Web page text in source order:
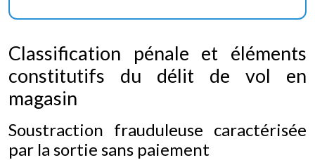
Classification pénale et éléments
constitutifs du délit de vol en
magasin
Soustraction frauduleuse caractérisée
par la sortie sans paiement